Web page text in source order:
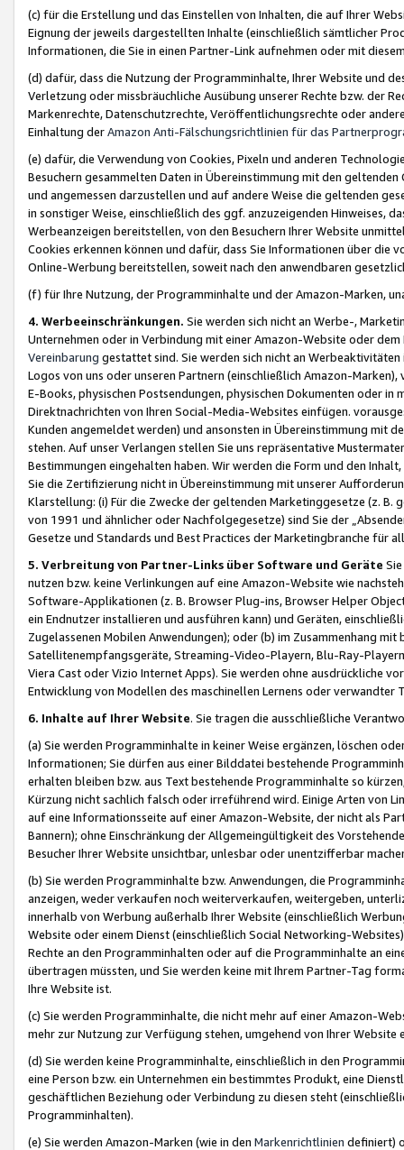
(c) für die Erstellung und das Einstellen von Inhalten, die auf Ihrer
Eignung der jeweils dargestellten Inhalte (einschließlich sämtlicher
Informationen, die Sie in einen Partner-Link aufnehmen oder mit
(d) dafür, dass die Nutzung der Programminhalte, Ihrer Website und
Verletzung oder missbräuchliche Ausübung unserer Rechte bzw. der
Markenrechte, Datenschutzrechte, Veröffentlichungsrechte oder
Einhaltung derAmazon Anti-Fälschungsrichtlinien für das
(e) dafür, die Verwendung von Cookies, Pixeln und anderen
Besuchern gesammelten Daten in Übereinstimmung mit den
und angemessen darzustellen und auf andere Weise die geltenden
in sonstiger Weise, einschließlich des ggf. anzuzeigenden Hinweises,
Werbeanzeigen bereitstellen, von den Besuchern Ihrer Website
Cookies erkennen können und dafür, dass Sie Informationen über die
Online-Werbung bereitstellen, soweit nach den anwendbaren
(f) für Ihre Nutzung, der Programminhalte und der Amazon-Marken,
4. Werbeeinschränkungen. Sie werden sich nicht an Werbe-,
Unternehmen oder in Verbindung mit einer Amazon-Website oder
Vereinbarung gestattet sind. Sie werden sich nicht an
Logos von uns oder unseren Partnern (einschließlich Amazon-
E-Books, physischen Postsendungen, physischen Dokumenten oder in
Direktnachrichten von Ihren Social-Media-Websites einfügen.
Kunden angemeldet werden) und ansonsten in Übereinstimmung mit
stehen. Auf unser Verlangen stellen Sie uns repräsentative
Bestimmungen eingehalten haben. Wir werden die Form und den
Sie die Zertifizierung nicht in Übereinstimmung mit unserer
Klarstellung: (i) Für die Zwecke der geltenden Marketinggesetze (z. B.
von 1991 und ähnlicher oder Nachfolgegesetze) sind Sie der
Gesetze und Standards und Best Practices der Marketingbranche für
5. Verbreitung von Partner-Links über Software und Geräte
nutzen bzw. keine Verlinkungen auf eine Amazon-Website wie
Software-Applikationen (z. B. Browser Plug-ins, Browser Helper
ein Endnutzer installieren und ausführen kann) und Geräten,
Zugelassenen Mobilen Anwendungen); oder (b) im Zusammenhang
Satellitenempfangsgeräte, Streaming-Video-Playern, Blu-Ray-
Viera Cast oder Vizio Internet Apps). Sie werden ohne ausdrückliche
Entwicklung von Modellen des maschinellen Lernens oder
6. Inhalte auf Ihrer Website. Sie tragen die ausschließliche
(a) Sie werden Programminhalte in keiner Weise ergänzen, löschen
Informationen; Sie dürfen aus einer Bilddatei bestehende
erhalten bleiben bzw. aus Text bestehende Programminhalte so
Kürzung nicht sachlich falsch oder irreführend wird. Einige Arten von
auf eine Informationsseite auf einer Amazon-Website, der nicht als
Bannern); ohne Einschränkung der Allgemeingültigkeit des
Besucher Ihrer Website unsichtbar, unlesbar oder unentzifferbar
(b) Sie werden Programminhalte bzw. Anwendungen, die
anzeigen, weder verkaufen noch weiterverkaufen, weitergeben,
innerhalb von Werbung außerhalb Ihrer Website (einschließlich
Website oder einem Dienst (einschließlich Social Networking-
Rechte an den Programminhalten oder auf die Programminhalte an
übertragen müssten, und Sie werden keine mit Ihrem Partner-Tag
Ihre Website ist.
(c) Sie werden Programminhalte, die nicht mehr auf einer Amazon-
mehr zur Nutzung zur Verfügung stehen, umgehend von Ihrer
(d) Sie werden keine Programminhalte, einschließlich in den
eine Person bzw. ein Unternehmen ein bestimmtes Produkt, eine
geschäftlichen Beziehung oder Verbindung zu diesen steht
Programminhalten).
(e) Sie werden Amazon-Marken (wie in den Markenrichtlinien definiert)